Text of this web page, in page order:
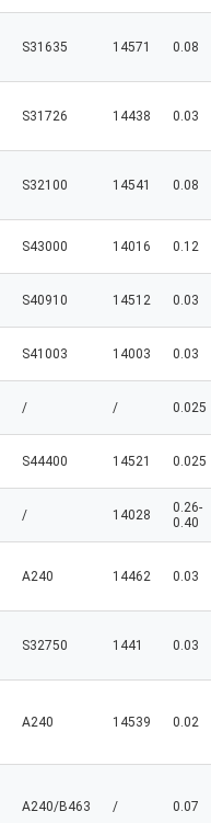
S31635 14571 0.08
S31726 14438 0.03
S32100 14541 0.08
S43000 14016 0.12
S40910 14512 0.03
S41003 14003 0.03
/ / 0.025
S44400 14521 0.025
/ 14028
0.26-
0.40
A240 14462 0.03
S32750 1441 0.03
A240 14539 0.02
A240/B463 / 0.07